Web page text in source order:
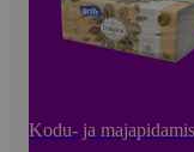
Kodu- ja